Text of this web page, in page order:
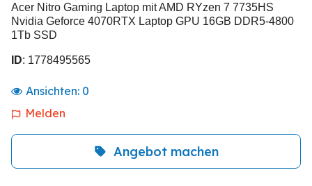
Acer Nitro Gaming Laptop mit AMD RYzen 7 7735HS
Nvidia Geforce 4070RTX Laptop GPU 16GB DDR5-4800
1Tb SSD
ID: 1778495565
Ansichten: 0
Melden
Angebot machen